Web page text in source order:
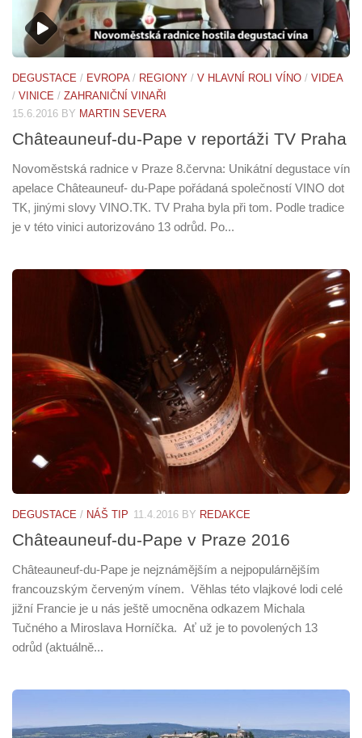
DEGUSTACE / EVROPA/ REGIONY / V HLAVNÍ ROLI VÍNO / VIDEA
/ VINICE / ZAHRANIČNÍ VINAŘI
15.6.2016 BY MARTIN SEVERA
Châteauneuf-du-Pape v reportáži TV Praha
Novoměstská radnice v Praze 8.června: Unikátní degustace vín
apelace Châteauneuf- du-Pape pořádaná společností VINO dot
TK, jinými slovy VINO.TK. TV Praha byla při tom. Podle tradice
je v této vinici autorizováno 13 odrůd. Po...
DEGUSTACE / NÁŠ TIP 11.4.2016 BY REDAKCE
Châteauneuf-du-Pape v Praze 2016
Châteauneuf-du-Pape je nejznámějším a nejpopulárnějším
francouzským červeným vínem. Věhlas této vlajkové lodi celé
jižní Francie je u nás ještě umocněna odkazem Michala
Tučného a Miroslava Horníčka. Ať už je to povolených 13
odrůd (aktuálně...